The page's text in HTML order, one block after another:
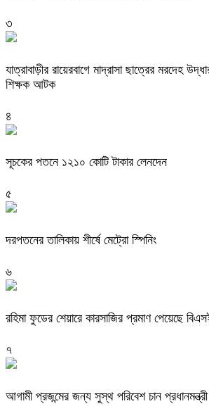
৩
যাত্রাবাড়ীর রায়েরবাগে মাদ্রাসা ছাত্রের মরদেহ
শিক্ষক আটক
৪
সূচকের পতনে ১২১০ কোটি টাকার লেনদেন
৫
দরপতনের তালিকায় শীর্ষে মেট্রো স্পিনিং
৬
রহিমা ফুডের শেয়ারে কারসাজির প্রমাণ পেয়েছে
৭
আগামী প্রজন্মের জন্য সুস্থ পরিবেশ চান প্রধানমন্ত্রী